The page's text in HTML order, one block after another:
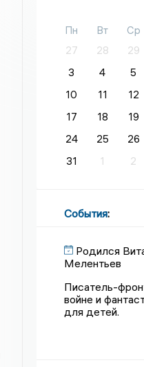
Пн Вт Ср
27
28 29
3
4 5
10
11 12
17
18 19
24
25 26
31
1 2
События:
Родился
Мелентьев
Писатель-
войне и
для детей.